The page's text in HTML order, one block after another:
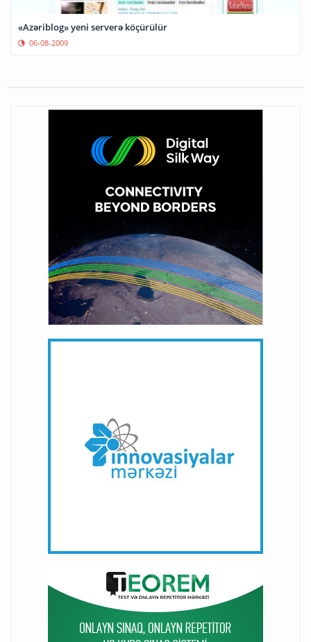
«Azəriblog» yeni serverə köçürülür
06-08-2009